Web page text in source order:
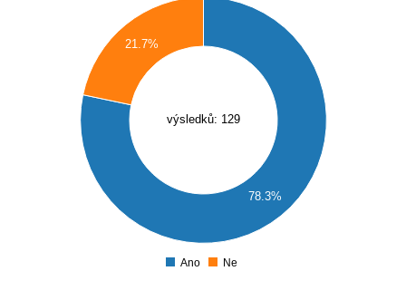
výsledků: 129
78.3%
21.7%
Ano Ne